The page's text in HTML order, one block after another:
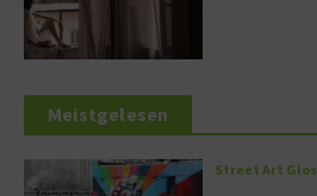
Meistgelesen
Street Art